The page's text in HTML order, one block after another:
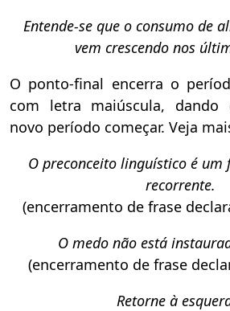
Entende-se que o consumo de
vem crescendo nos
O ponto-final encerra o
com letra maiúscula, dando
novo período começar. Veja
O preconceito linguístico é um
recorrente.
(encerramento de frase
O medo não está
(encerramento de frase
Retorne à